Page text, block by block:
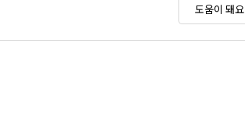
도움이 돼요